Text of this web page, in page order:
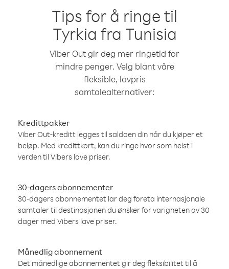
Tips for å ringe til
Tyrkia fra Tunisia
Viber Out gir deg mer ringetid for
mindre penger. Velg blant våre
fleksible, lavpris
samtalealternativer:
Kredittpakker
Viber Out-kreditt legges til saldoen din når du kjøper et
beløp. Med kredittkort, kan du ringe hvor som helst i
verden til Vibers lave priser.
30-dagers abonnementer
30-dagers abonnementet lar deg foreta internasjonale
samtaler til destinasjonen du ønsker for varigheten av 30
dager med Vibers lave priser.
Månedlig abonnement
Det månedlige abonnementet gir deg fleksibilitet til å